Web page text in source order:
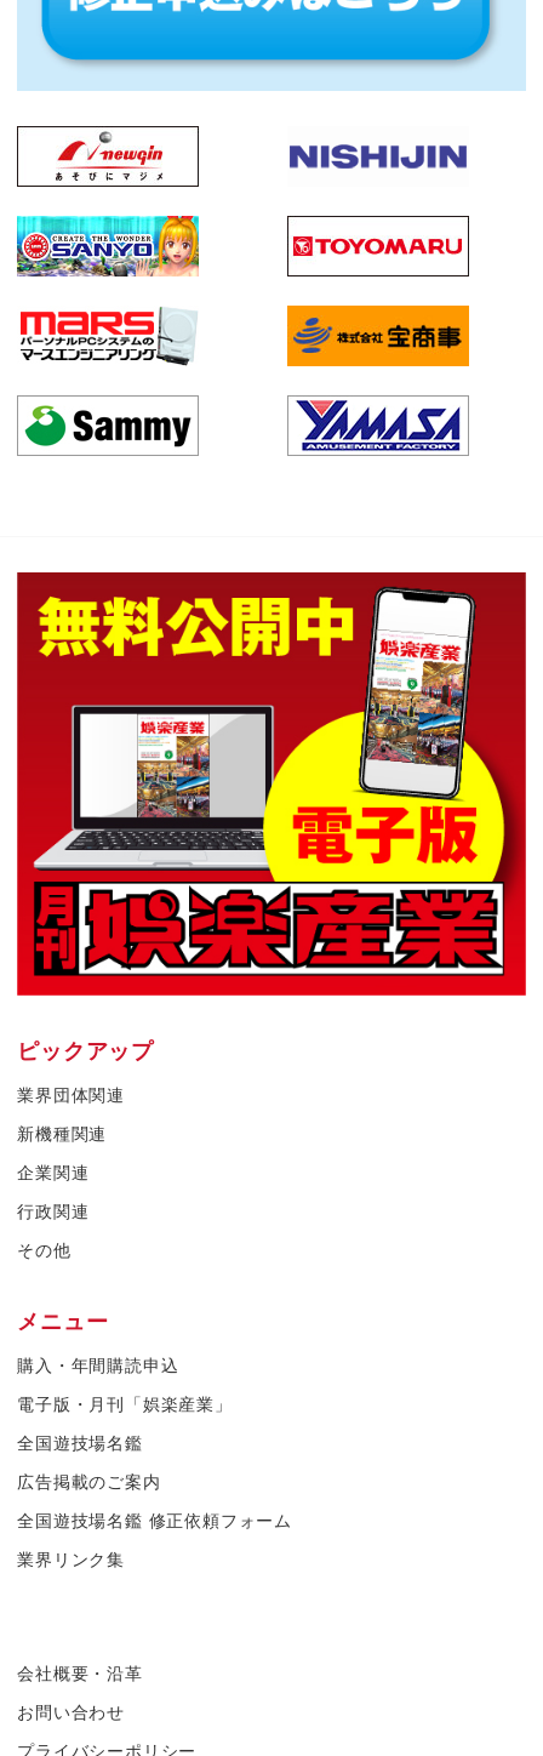
ピックアップ
業界団体関連
新機種関連
企業関連
行政関連
その他
メニュー
購入・年間購読申込
電子版・月刊「娯楽産業」
全国遊技場名鑑
広告掲載のご案内
全国遊技場名鑑 修正依頼フォーム
業界リンク集
会社概要・沿革
お問い合わせ
プライバシーポリシー